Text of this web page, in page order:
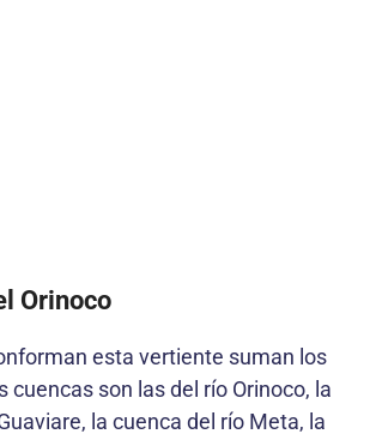
Orinoco
esta vertiente suman los
cuencas son las del río Orinoco, la
la cuenca del río Meta, la